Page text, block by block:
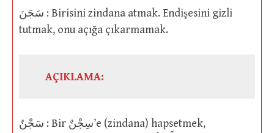
سَجَنَ : Birisini zindana atmak. Endişesini gizli
tutmak, onu açığa çıkarmamak.
AÇIKLAMA:
سَجْنٌ : Bir سِجْنٌ’e (zindana) hapsetmek,